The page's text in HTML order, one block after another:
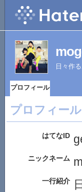
日々作
プロフィール
プロフィール
はてなID
ニックネーム
一行紹介